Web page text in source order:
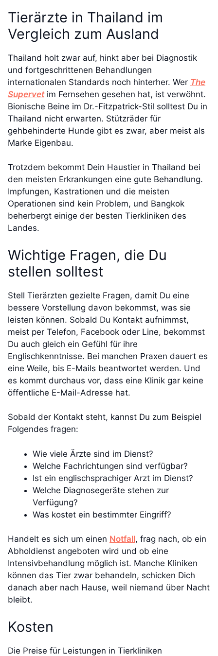
Tierärzte in Thailand im
Vergleich zum Ausland
Thailand holt zwar auf, hinkt aber bei Diagnostik
und fortgeschrittenen Behandlungen
internationalen Standards noch hinterher. Wer The
Supervetim Fernsehen gesehen hat, ist verwöhnt.
Bionische Beine im Dr.-Fitzpatrick-Stil solltest Du in
Thailand nicht erwarten. Stützräder für
gehbehinderte Hunde gibt es zwar, aber meist als
Marke Eigenbau.
Trotzdem bekommt Dein Haustier in Thailand bei
den meisten Erkrankungen eine gute Behandlung.
Impfungen, Kastrationen und die meisten
Operationen sind kein Problem, und Bangkok
beherbergt einige der besten Tierkliniken des
Landes.
Wichtige Fragen, die Du
stellen solltest
Stell Tierärzten gezielte Fragen, damit Du eine
bessere Vorstellung davon bekommst, was sie
leisten können. Sobald Du Kontakt aufnimmst,
meist per Telefon, Facebook oder Line, bekommst
Du auch gleich ein Gefühl für ihre
Englischkenntnisse. Bei manchen Praxen dauert es
eine Weile, bis E-Mails beantwortet werden. Und
es kommt durchaus vor, dass eine Klinik gar keine
öffentliche E-Mail-Adresse hat.
Sobald der Kontakt steht, kannst Du zum Beispiel
Folgendes fragen:
Wie viele Ärzte sind im Dienst?
Welche Fachrichtungen sind verfügbar?
Ist ein englischsprachiger Arzt im Dienst?
Welche Diagnosegeräte stehen zur
Verfügung?
Was kostet ein bestimmter Eingriff?
Handelt es sich um einen Notfall, frag nach, ob ein
Abholdienst angeboten wird und ob eine
Intensivbehandlung möglich ist. Manche Kliniken
können das Tier zwar behandeln, schicken Dich
danach aber nach Hause, weil niemand über Nacht
bleibt.
Kosten
Die Preise für Leistungen in Tierkliniken